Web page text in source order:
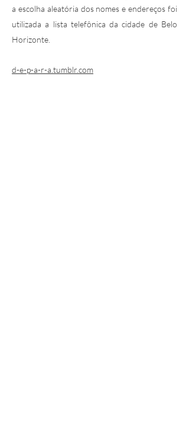
a escolha aleatória dos nomes e endereços foi
utilizada a lista telefônica da cidade de Belo
Horizonte.
d-e-p-a-r-a.tumblr.com